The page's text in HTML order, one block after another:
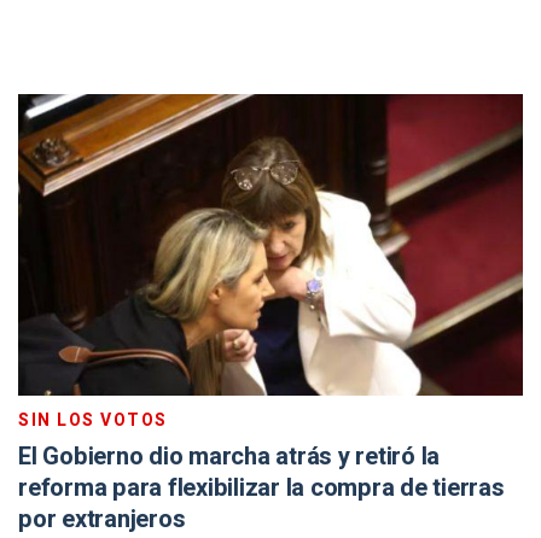
SIN LOS VOTOS
El Gobierno dio marcha atrás y retiró la
reforma para flexibilizar la compra de tierras
por extranjeros